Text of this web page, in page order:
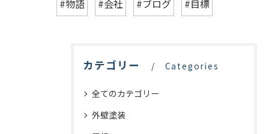
#物語
#会社 #ブログ #目標
カテゴリー Categories
全てのカテゴリー
外壁塗装